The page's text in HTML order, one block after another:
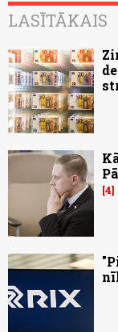
LASĪTĀKAIS
4